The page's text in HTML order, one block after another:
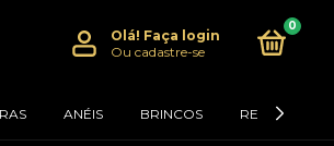
Olá! Faça login
Ou cadastre-se
0
ANÉIS BRINCOS RELÓGIOS